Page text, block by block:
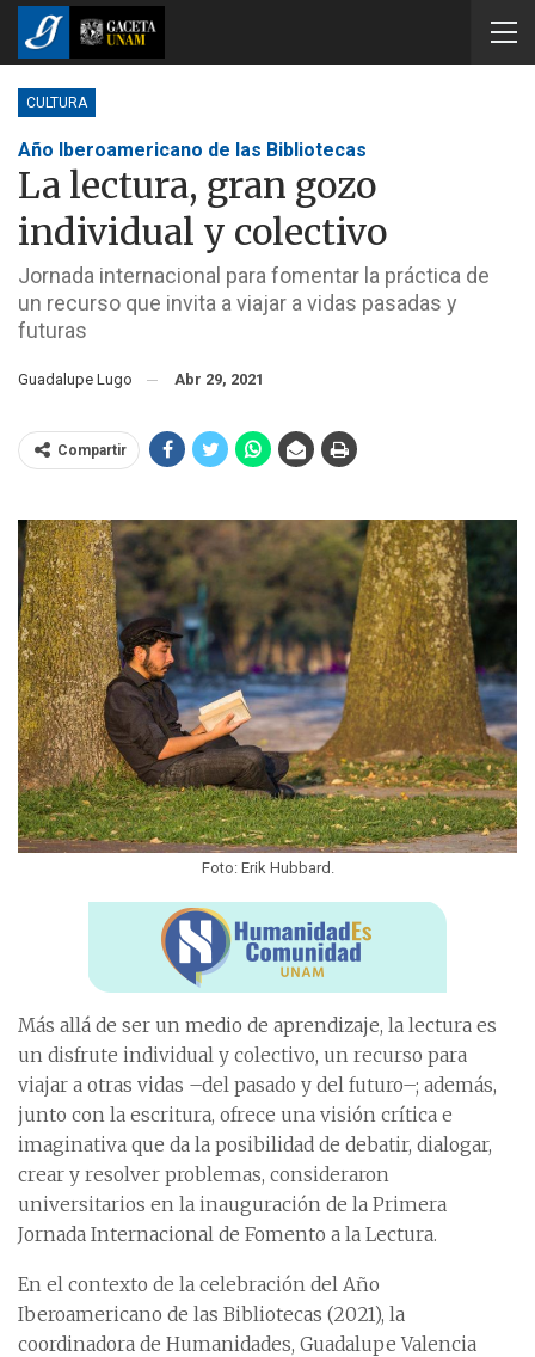
CULTURA
Año Iberoamericano de las Bibliotecas
La lectura, gran gozo
individual y colectivo
Jornada internacional para fomentar la práctica de
un recurso que invita a viajar a vidas pasadas y
futuras
Guadalupe Lugo Abr 29, 2021
Compartir
Foto: Erik Hubbard.
Más allá de ser un medio de aprendizaje, la lectura es
un disfrute individual y colectivo, un recurso para
viajar a otras vidas –del pasado y del futuro–; además,
junto con la escritura, ofrece una visión crítica e
imaginativa que da la posibilidad de debatir, dialogar,
crear y resolver problemas, consideraron
universitarios en la inauguración de la Primera
Jornada Internacional de Fomento a la Lectura.
En el contexto de la celebración del Año
Iberoamericano de las Bibliotecas (2021), la
coordinadora de Humanidades, Guadalupe Valencia